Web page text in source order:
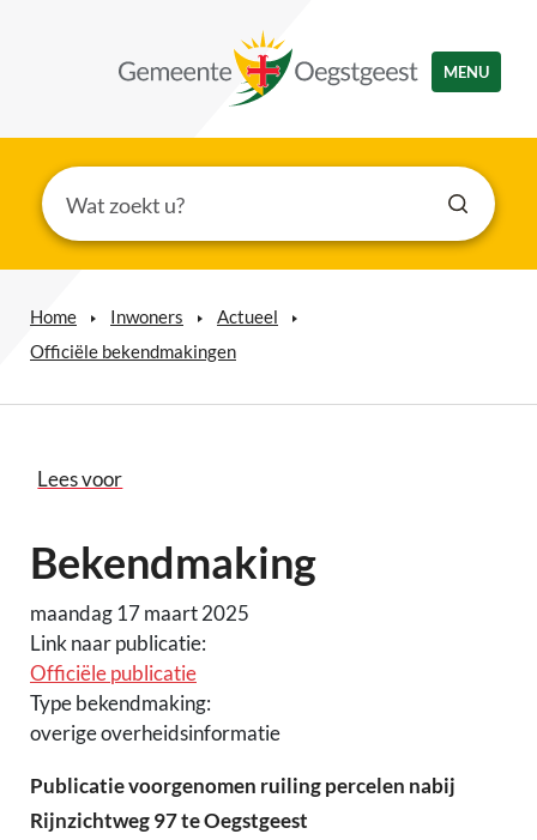
MENU
Home Inwoners
Actueel
Officiële bekendmakingen
Lees voor
Bekendmaking
maandag 17 maart 2025
Link naar publicatie:
Officiële publicatie
Type bekendmaking:
overige overheidsinformatie
Publicatie voorgenomen ruiling percelen nabij
Rijnzichtweg 97 te Oegstgeest